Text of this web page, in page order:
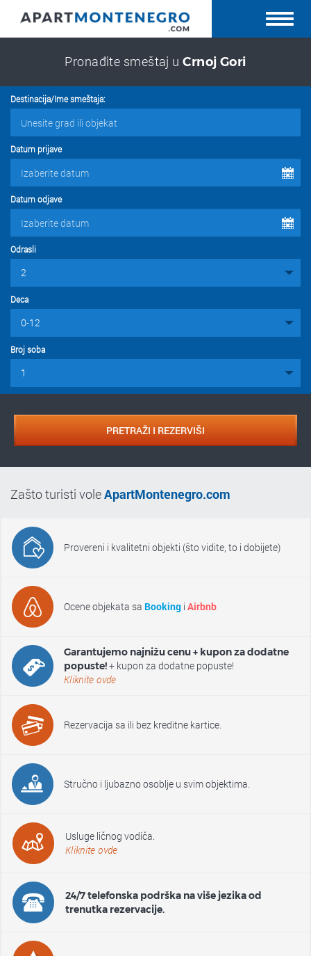
Pronađite smeštaj uCrnoj Gori
Destinacija/Ime smeštaja:
Datum prijave
Datum odjave
Odrasli
Deca
Broj soba
PRETRAŽI I REZERVIŠI
Zašto turisti voleApartMontenegro.com
Provereni i kvalitetni objekti (što vidite, to i dobijete)
Ocene objekata sa Booking i Airbnb
Garantujemo najnižu cenu + kupon za dodatne
popuste!+ kupon za dodatne popuste!
Kliknite ovde
Rezervacija sa ili bez kreditne kartice.
Stručno i ljubazno osoblje u svim objektima.
Usluge ličnog vodiča.
Kliknite ovde
24/7 telefonska podrška na više jezika od
trenutka rezervacije.